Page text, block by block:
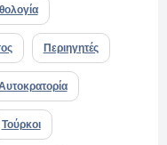
Περιηγητές
Τούρκοι